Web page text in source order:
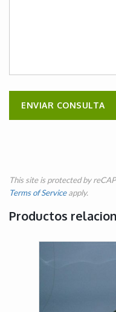
This site is protected by
Terms of Serviceapply.
Productos